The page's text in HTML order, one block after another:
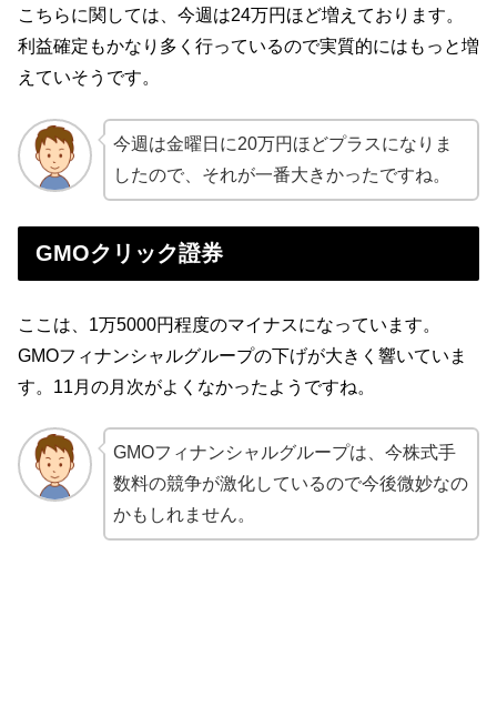
こちらに関しては、今週は24万円ほど増えております。
利益確定もかなり多く行っているので実質的にはもっと増
えていそうです。
今週は金曜日に20万円ほどプラスになりま
したので、それが一番大きかったですね。
GMOクリック證券
ここは、1万5000円程度のマイナスになっています。
GMOフィナンシャルグループの下げが大きく響いていま
す。11月の月次がよくなかったようですね。
GMOフィナンシャルグループは、今株式手
数料の競争が激化しているので今後微妙なの
かもしれません。